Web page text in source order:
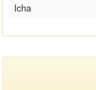
Icha